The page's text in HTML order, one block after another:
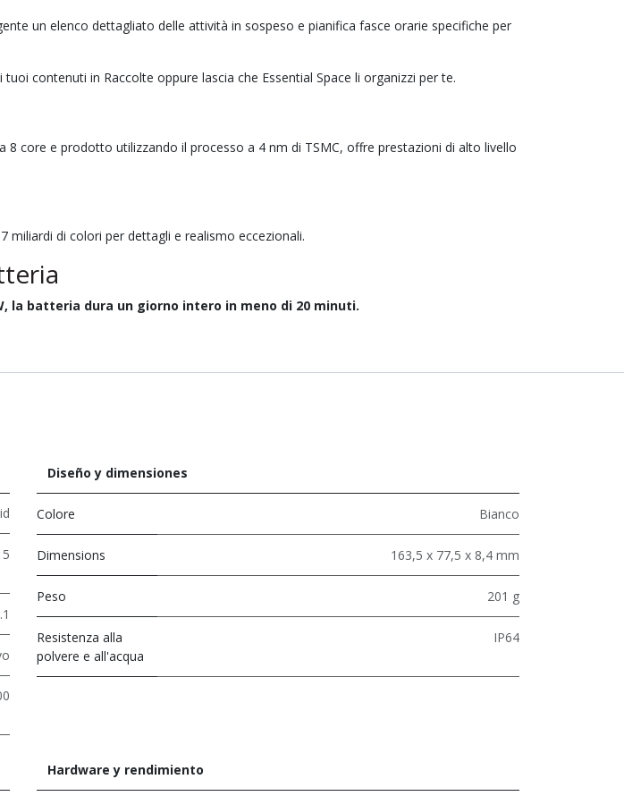
un elenco dettagliato delle attività in sospeso e pianifica fasce orarie specifiche per
contenuti in Raccolte oppure lascia che Essential Space li organizzi per te.
8 core e prodotto utilizzando il processo a 4 nm di TSMC, offre prestazioni di alto livello
miliardi di colori per dettagli e realismo eccezionali.
la batteria dura un giorno intero in meno di 20 minuti.
Diseño y dimensiones
Colore Bianco
Dimensions 163,5 x 77,5 x 8,4 mm
Peso 201 g
Resistenza alla
polvere e all'acqua
IP64
Hardware y rendimiento